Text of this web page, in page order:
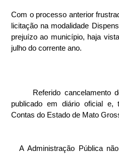
Com o processo anterior
licitação na modalidade
prejuízo ao município, haja
julho do corrente ano.
publicado em diário oficial e,
Contas do Estado de Mato